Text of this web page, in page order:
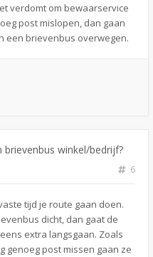
verdomt om bewaarservice
post mislopen, dan gaan
een brievenbus overwegen.
brievenbus winkel/bedrijf?
6
tijd je route gaan doen.
dicht, dan gaat de
extra langsgaan. Zoals
genoeg post missen gaan ze